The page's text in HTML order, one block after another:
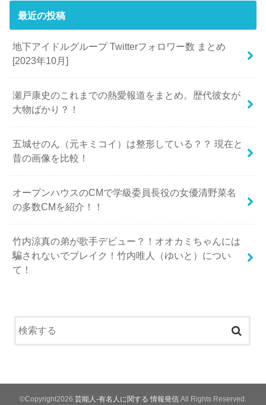
最近の投稿
地下アイドルグループ Twitterフォロワー数 まとめ
[2023年10月]
瀬戸康史のこれまでの熱愛報道をまとめ。歴代彼女が
大物ばかり？！
五城せのん（元キミコイ）は整形している？？ 現在と
昔の画像を比較！
オープンハウスのCMで学級委員長役の女優清野菜名
の多数CMを紹介！！
竹内涼真の弟が歌手デビュー？！オオカミちゃんには
騙されないでブレイク！竹内唯人（ゆいと）につい
て！
©Copyright2026 芸能人-有名人に関する 情報発信 .All Rights Reserved.